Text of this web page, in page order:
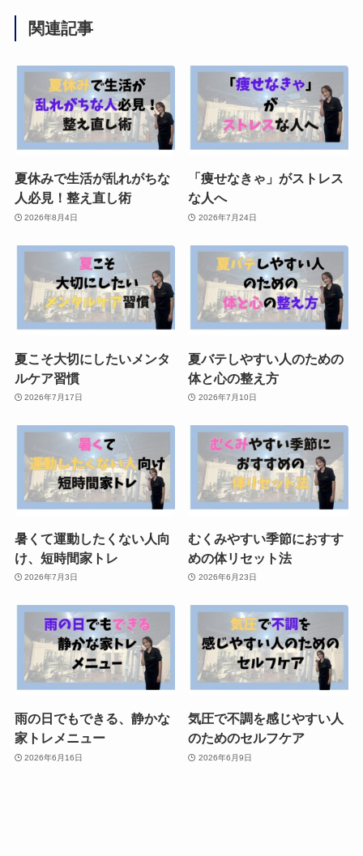
関連記事
夏休みで生活が乱れがちな
人必見！整え直し術
2026年8月4日
「痩せなきゃ」がストレス
な人へ
2026年7月24日
夏こそ大切にしたいメンタ
ルケア習慣
2026年7月17日
夏バテしやすい人のための
体と心の整え方
2026年7月10日
暑くて運動したくない人向
け、短時間家トレ
2026年7月3日
むくみやすい季節におすす
めの体リセット法
2026年6月23日
雨の日でもできる、静かな
家トレメニュー
2026年6月16日
気圧で不調を感じやすい人
のためのセルフケア
2026年6月9日